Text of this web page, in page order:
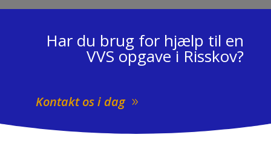
Har du brug for hjælp til en
VVS opgave i Risskov?
Kontakt os i dag